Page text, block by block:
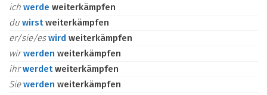
ich werde weiterkämpfen
du wirstweiterkämpfen
er/sie/eswird weiterkämpfen
wirwerden weiterkämpfen
ihrwerdetweiterkämpfen
Siewerden weiterkämpfen